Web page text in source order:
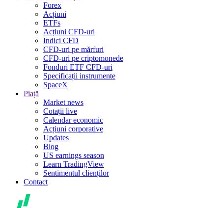
Forex
Acțiuni
ETFs
Acțiuni CFD-uri
Indici CFD
CFD-uri pe mărfuri
CFD-uri pe criptomonede
Fonduri ETF CFD-uri
Specificații instrumente
SpaceX
Piață
Market news
Cotații live
Calendar economic
Acțiuni corporative
Updates
Blog
US earnings season
Learn TradingView
Sentimentul clienților
Contact